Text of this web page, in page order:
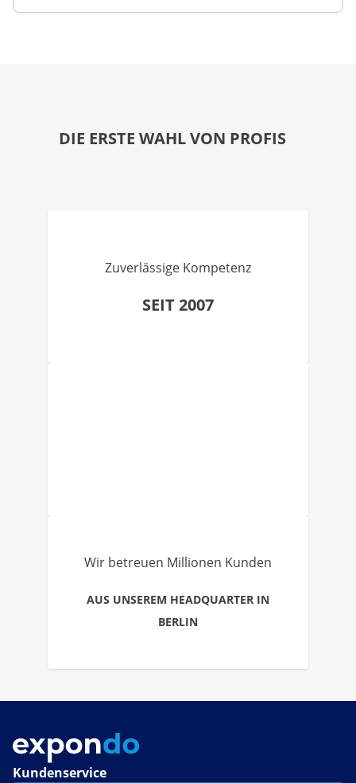
DIE ERSTE WAHL VON PROFIS
Zuverlässige Kompetenz
SEIT 2007
Wir betreuen Millionen Kunden
AUS UNSEREM HEADQUARTER IN
BERLIN
Kundenservice